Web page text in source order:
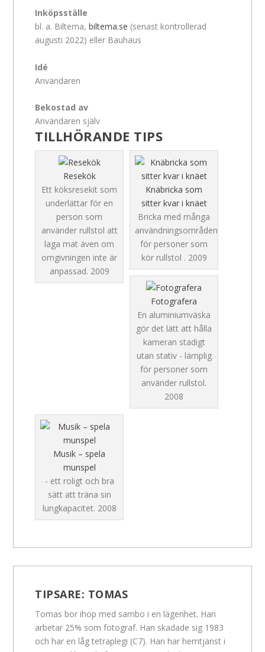
Inköpsställe
bl. a. Biltema,biltema.se (senast kontrollerad
augusti 2022) eller Bauhaus
Idé
Användaren
Bekostad av
Användaren själv
TILLHÖRANDE TIPS
Resekök
Ett köksresekit som
underlättar för en
person som
använder rullstol att
laga mat även om
omgivningen inte är
anpassad. 2009
Knäbricka som
sitter kvar i knäet
Bricka med många
användningsområden
för personer som
kör rullstol . 2009
Fotografera
En aluminiumväska
gör det lätt att hålla
kameran stadigt
utan stativ - lämplig
för personer som
använder rullstol.
2008
Musik – spela
munspel
- ett roligt och bra
sätt att träna sin
lungkapacitet. 2008
TIPSARE: TOMAS
Tomas bor ihop med sambo i en lägenhet. Han
arbetar 25% som fotograf. Han skadade sig 1983
och har en låg tetraplegi (C7). Han har hemtjänst i